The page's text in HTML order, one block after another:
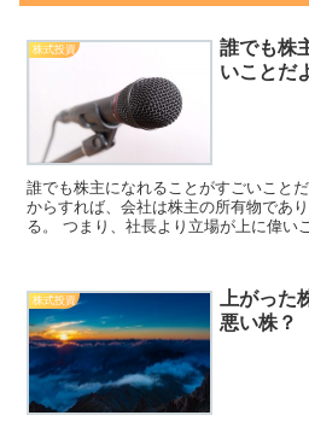
株式投資
誰でも株
いことだ
誰でも株主になれることがすごいこと
からすれば、会社は株主の所有物であ
る。 つまり、社長より立場が上に偉い
株式投資
上がった
悪い株？